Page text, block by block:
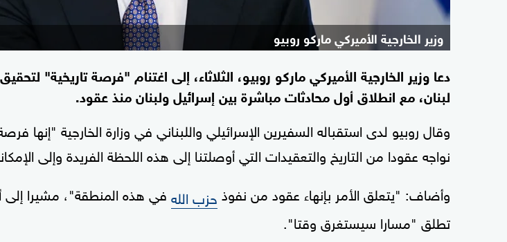
وزير الخارجية الأميركي ماركو روبيو
دعا وزير الخارجية الأميركي ماركو روبيو، الثلاثاء، إلى اغتنام "فرصة تاريخية"
لبنان، مع انطلاق أول محادثات مباشرة بين إسرائيل ولبنان منذ عقود.
وقال روبيو لدى استقباله السفيرين الإسرائيلي واللبناني في وزارة الخارجية "إنها
نواجه عقودا من التاريخ والتعقيدات التي أوصلتنا إلى هذه اللحظة الفريدة وإلى
وأضاف: "يتعلق الأمر بإنهاء عقود من نفوذ حزب الله في هذه المنطقة"، مشيرا إلى
تطلق "مسارا سيستغرق وقتا".